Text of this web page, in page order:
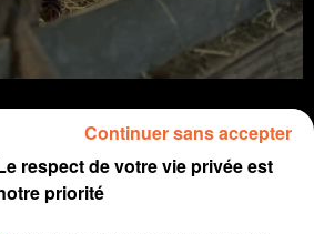
respect de votre vie privée est
priorité
Continuer sans accepter